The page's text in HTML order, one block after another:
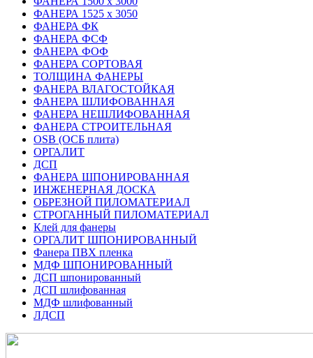
ФАНЕРА 1525 х 3050
ФАНЕРА ФК
ФАНЕРА ФСФ
ФАНЕРА ФОФ
ФАНЕРА СОРТОВАЯ
ТОЛЩИНА ФАНЕРЫ
ФАНЕРА ВЛАГОСТОЙКАЯ
ФАНЕРА ШЛИФОВАННАЯ
ФАНЕРА НЕШЛИФОВАННАЯ
ФАНЕРА СТРОИТЕЛЬНАЯ
OSB (ОСБ плита)
ОРГАЛИТ
ДСП
ФАНЕРА ШПОНИРОВАННАЯ
ИНЖЕНЕРНАЯ ДОСКА
ОБРЕЗНОЙ ПИЛОМАТЕРИАЛ
СТРОГАННЫЙ ПИЛОМАТЕРИАЛ
Клей для фанеры
ОРГАЛИТ ШПОНИРОВАННЫЙ
Фанера ПВХ пленка
МДФ ШПОНИРОВАННЫЙ
ДСП шпонированный
ДСП шлифованная
МДФ шлифованный
ЛДСП